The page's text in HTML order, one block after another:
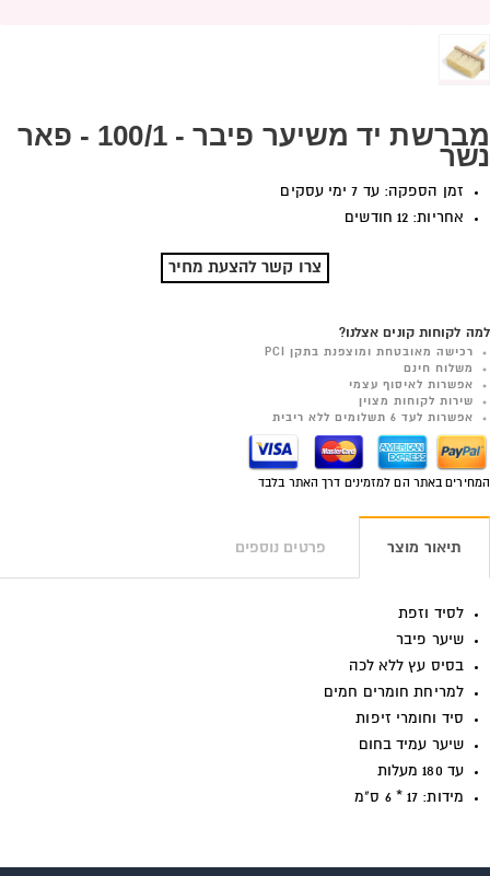
מברשת יד משיער פיבר - 100/1 - פאר
נשר
זמן הספקה: עד 7 ימי עסקים
אחריות: 12 חודשים
צרו קשר להצעת מחיר
למה לקוחות קונים אצלנו?
רכישה מאובטחת ומוצפנת בתקן PCI
משלוח חינם
אפשרות לאיסוף עצמי
שירות לקוחות מצוין
אפשרות לעד 6 תשלומים ללא ריבית
המחירים באתר הם למזמינים דרך האתר בלבד
תיאור מוצר פרטים נוספים
לסיד וזפת
שיער פיבר
בסיס עץ ללא לכה
למריחת חומרים חמים
סיד וחומרי זיפות
שיער עמיד בחום
עד 180 מעלות
מידות: